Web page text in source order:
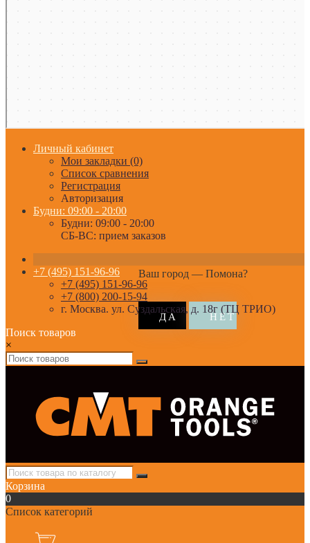
Личный кабинет
Мои закладки (0)
Список сравнения
Регистрация
Авторизация
Будни: 09:00 - 20:00
Будни: 09:00 - 20:00
СБ-ВС: прием заказов
Ваш город — Помона?
+7 (495) 151-96-96
+7 (495) 151-96-96
+7 (800) 200-15-94
г. Москва. ул. Суздальская, д. 18г (ТЦ ТРИО)
Поиск товаров
×
Корзина
0
Список категорий